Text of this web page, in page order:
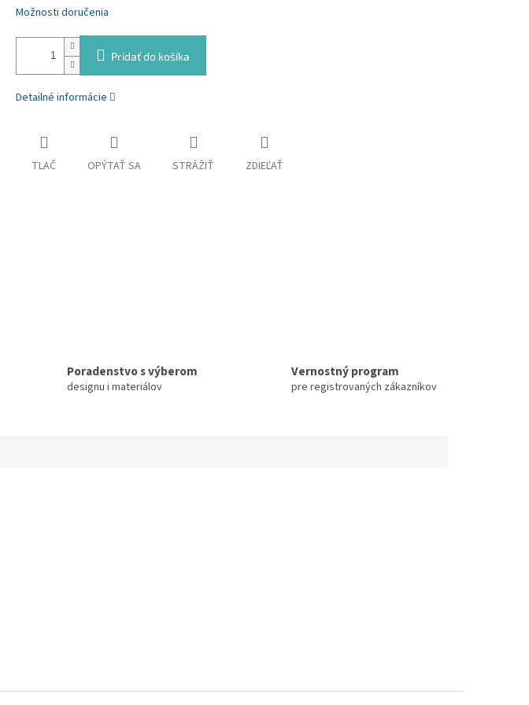
Možnosti doručenia
Pridať do košíka
Detailné informácie
TLAČ OPÝTAŤ SA STRÁŽIŤ ZDIEĽAŤ
Poradenstvo s výberom
designu i materiálov
Vernostný program
pre registrovaných zákazníkov